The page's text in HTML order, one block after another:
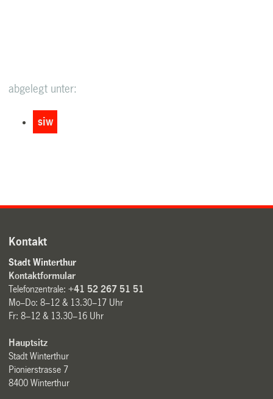
abgelegt unter:
siw
Kontakt
Stadt Winterthur
Kontaktformular
Telefonzentrale:+41 52 267 51 51
Mo–Do: 8–12 & 13.30–17 Uhr
Fr: 8–12 & 13.30–16 Uhr
Hauptsitz
Stadt Winterthur
Pionierstrasse 7
8400 Winterthur